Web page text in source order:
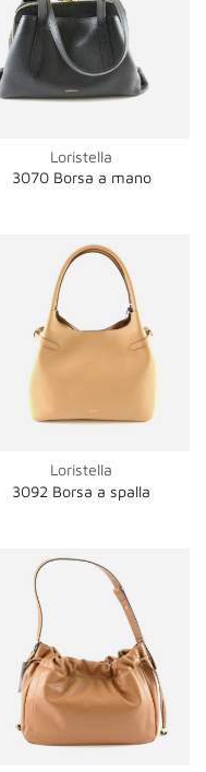
Loristella
3070 Borsa a mano
Loristella
3092 Borsa a spalla